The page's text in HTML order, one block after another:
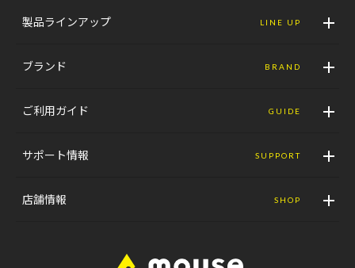
製品ラインアップ LINE UP
ブランド BRAND
ご利用ガイド GUIDE
サポート情報 SUPPORT
店舗情報 SHOP